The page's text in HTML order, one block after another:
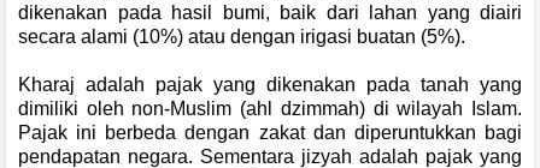
dikenakan pada hasil bumi, baik dari lahan yang diairi
secara alami (10%) atau dengan irigasi buatan (5%).
Kharaj adalah pajak yang dikenakan pada tanah yang
dimiliki oleh non-Muslim (ahl dzimmah) di wilayah Islam.
Pajak ini berbeda dengan zakat dan diperuntukkan bagi
pendapatan negara. Sementara jizyah adalah pajak yang